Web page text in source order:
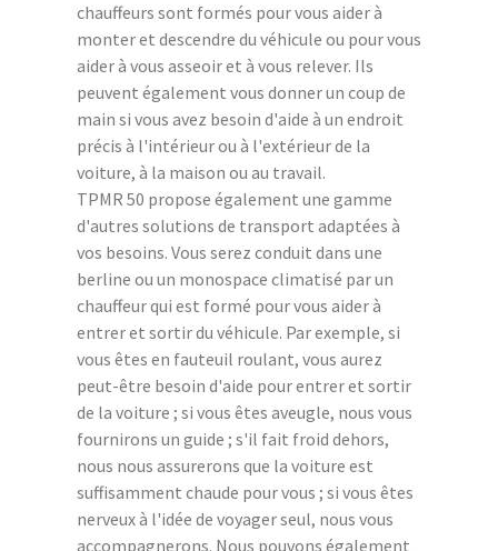
chauffeurs sont formés pour vous aider à
monter et descendre du véhicule ou pour vous
aider à vous asseoir et à vous relever. Ils
peuvent également vous donner un coup de
main si vous avez besoin d'aide à un endroit
précis à l'intérieur ou à l'extérieur de la
voiture, à la maison ou au travail.
TPMR 50 propose également une gamme
d'autres solutions de transport adaptées à
vos besoins. Vous serez conduit dans une
berline ou un monospace climatisé par un
chauffeur qui est formé pour vous aider à
entrer et sortir du véhicule. Par exemple, si
vous êtes en fauteuil roulant, vous aurez
peut-être besoin d'aide pour entrer et sortir
de la voiture ; si vous êtes aveugle, nous vous
fournirons un guide ; s'il fait froid dehors,
nous nous assurerons que la voiture est
suffisamment chaude pour vous ; si vous êtes
nerveux à l'idée de voyager seul, nous vous
accompagnerons. Nous pouvons également